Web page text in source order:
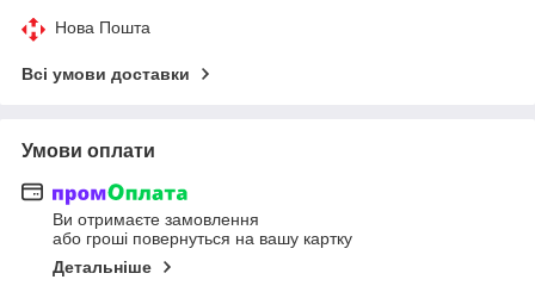
Нова Пошта
Всі умови доставки
Умови оплати
Ви отримаєте замовлення
або гроші повернуться на вашу картку
Детальніше